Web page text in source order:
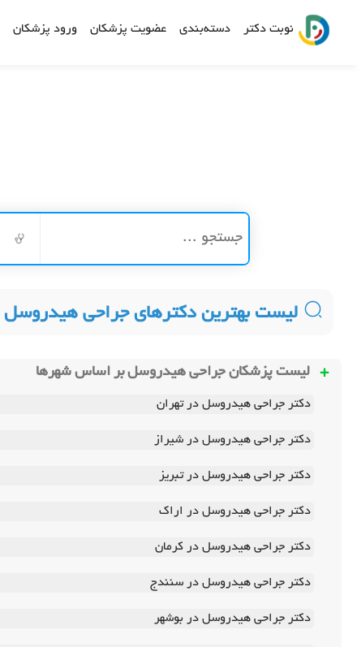
نوبت دکتر دسته‌بندی عضویت پزشکان ورود پزشکان
لیست بهترین دکترهای جراحی هیدروسل
لیست پزشکان جراحی هیدروسل بر اساس شهرها
دکتر جراحی هیدروسل در تهران
دکتر جراحی هیدروسل در شیراز
دکتر جراحی هیدروسل در تبریز
دکتر جراحی هیدروسل در اراک
دکتر جراحی هیدروسل در کرمان
دکتر جراحی هیدروسل در سنندج
دکتر جراحی هیدروسل در بوشهر